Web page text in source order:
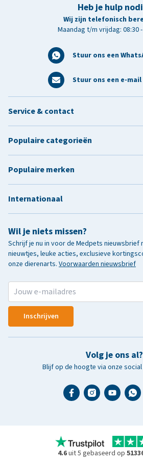
Heb je hulp
Wij zijn telefonisch
Maandag t/m vrijdag: 08:30
Stuur ons een
Stuur ons een e-mail
Wil je niets missen?
Schrijf je nu in voor de Medpets nieuwsbrief
nieuwtjes, leuke acties, exclusieve
onze dierenarts. Voorwaarden nieuwsbrief
Inschrijven
Volg je ons al?
Blijf op de hoogte via onze social
Service & contact
Populaire categorieën
Populaire merken
Internationaal
4.6uit 5 gebaseerd op